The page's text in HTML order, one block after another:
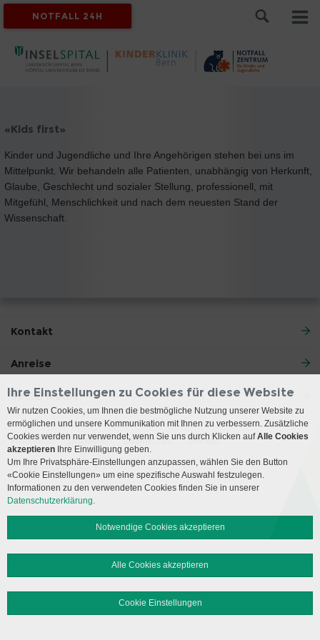
NOTFALL 24H
«Kids first»
Kinder und Jugendliche und Ihre Angehörigen stehen bei uns im
Mittelpunkt. Wir behandeln alle Patienten, unabhängig von Herkunft,
Glaube, Geschlecht und sozialer Stellung, professionell, mit
Mitgefühl, Menschlichkeit und nach dem neuesten Stand der
Wissenschaft.
Kontakt
Anreise
Social Media
Impressum Disclaimer Datenschutz Sitemap
© 2026 Insel Gruppe AG
Ihre Einstellungen zu Cookies für diese Website
Wir nutzen Cookies, um Ihnen die bestmögliche Nutzung unserer Website zu
ermöglichen und unsere Kommunikation mit Ihnen zu verbessern. Zusätzliche
Cookies werden nur verwendet, wenn Sie uns durch Klicken aufAlle Cookies
akzeptieren Ihre Einwilligung geben.
Um Ihre Privatsphäre-Einstellungen anzupassen, wählen Sie den Button
«Cookie Einstellungen» um eine spezifische Auswahl festzulegen.
Informationen zu den verwendeten Cookies finden Sie in unserer
Datenschutzerklärung.
Notwendige Cookies akzeptieren
Alle Cookies akzeptieren
Cookie Einstellungen